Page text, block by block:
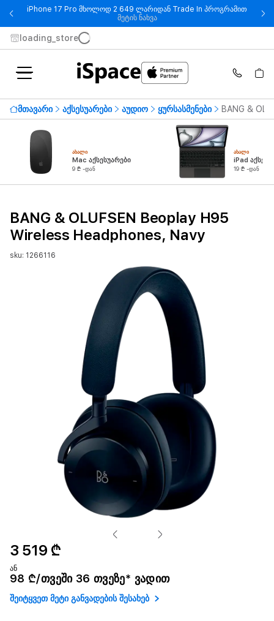
iPhone 17 Pro მხოლოდ 2 649 ლარიდან Trade In პროგრამით
მეტის ნახვა- iPhone 17 Pro მხოლოდ 2 649
loading_store
მთავარი აქსესუარები აუდიო ყურსასმენები BANG &
ᲐᲮᲐᲚᲘ
Mac აქსესუარები
9 ₾ -დან
ᲐᲮᲐᲚᲘ
iPad
19 ₾ -დან
BANG & OLUFSEN Beoplay H95
Wireless Headphones, Navy
sku: 1266116
3 519 ₾
ან
98 ₾/თვეში 36 თვეზე* ვადით
შეიტყვეთ მეტი განვადების შესახებ